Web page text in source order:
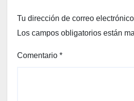
Tu dirección de correo
Los campos obligatorios están
Comentario *